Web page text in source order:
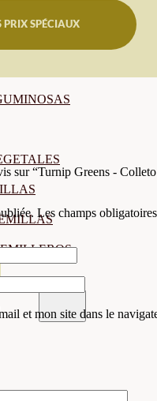
PRIX SPÉCIAUX
sur “Turnip Greens - Colleto
Les champs obligatoires
et mon site dans le